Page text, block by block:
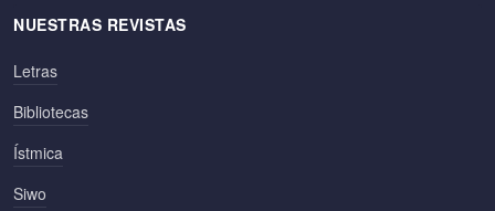
NUESTRAS REVISTAS
Letras
Bibliotecas
Ístmica
Siwo